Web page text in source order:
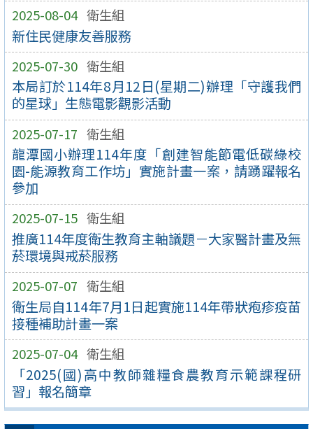
2025-08-04 衛生組
新住民健康友善服務
2025-07-30 衛生組
本局訂於114年8月12日(星期二)辦理「守護我們
的星球」生態電影觀影活動
2025-07-17 衛生組
龍潭國小辦理114年度「創建智能節電低碳綠校
園-能源教育工作坊」實施計畫一案，請踴躍報名
參加
2025-07-15 衛生組
推廣114年度衛生教育主軸議題－大家醫計畫及無
菸環境與戒菸服務
2025-07-07 衛生組
衛生局自114年7月1日起實施114年帶狀疱疹疫苗
接種補助計畫一案
2025-07-04 衛生組
「2025(國)高中教師雜糧食農教育示範課程研
習」報名簡章